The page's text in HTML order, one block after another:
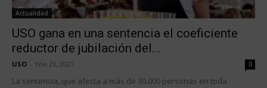
Actualidad
USO gana en una sentencia el coeficiente
reductor de jubilación del...
USO Ene 23, 2025 0
La sentencia, que afecta a más de 30.000 personas en toda